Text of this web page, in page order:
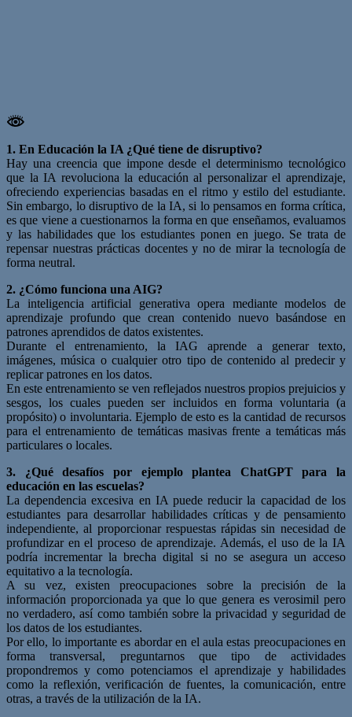
1. En Educación la IA ¿Qué tiene de disruptivo?
Hay una creencia que impone desde el determinismo tecnológico
que la IA revoluciona la educación al personalizar el aprendizaje,
ofreciendo experiencias basadas en el ritmo y estilo del estudiante.
Sin embargo, lo disruptivo de la IA, si lo pensamos en forma crítica,
es que viene a cuestionarnos la forma en que enseñamos, evaluamos
y las habilidades que los estudiantes ponen en juego. Se trata de
repensar nuestras prácticas docentes y no de mirar la tecnología de
forma neutral.
2. ¿Cómo funciona una AIG?
La inteligencia artificial generativa opera mediante modelos de
aprendizaje profundo que crean contenido nuevo basándose en
patrones aprendidos de datos existentes.
Durante el entrenamiento, la IAG aprende a generar texto,
imágenes, música o cualquier otro tipo de contenido al predecir y
replicar patrones en los datos.
En este entrenamiento se ven reflejados nuestros propios prejuicios y
sesgos, los cuales pueden ser incluidos en forma voluntaria (a
propósito) o involuntaria. Ejemplo de esto es la cantidad de recursos
para el entrenamiento de temáticas masivas frente a temáticas más
particulares o locales.
3. ¿Qué desafíos por ejemplo plantea ChatGPT para la
educación en las escuelas?
La dependencia excesiva en IA puede reducir la capacidad de los
estudiantes para desarrollar habilidades críticas y de pensamiento
independiente, al proporcionar respuestas rápidas sin necesidad de
profundizar en el proceso de aprendizaje. Además, el uso de la IA
podría incrementar la brecha digital si no se asegura un acceso
equitativo a la tecnología.
A su vez, existen preocupaciones sobre la precisión de la
información proporcionada ya que lo que genera es verosimil pero
no verdadero, así como también sobre la privacidad y seguridad de
los datos de los estudiantes.
Por ello, lo importante es abordar en el aula estas preocupaciones en
forma transversal, preguntarnos que tipo de actividades
propondremos y como potenciamos el aprendizaje y habilidades
como la reflexión, verificación de fuentes, la comunicación, entre
otras, a través de la utilización de la IA.